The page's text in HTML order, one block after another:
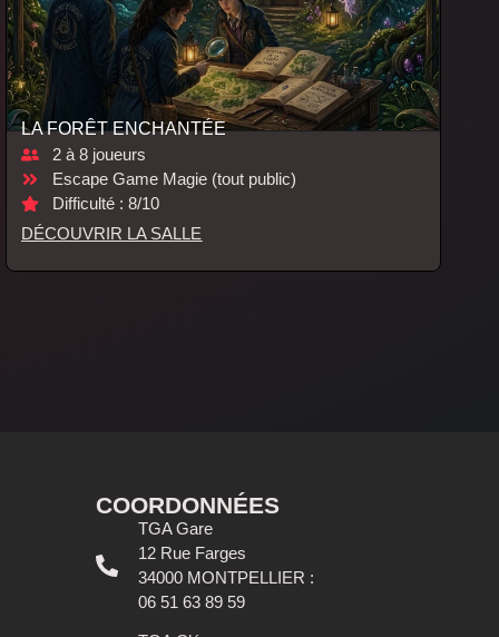
LA FORÊT ENCHANTÉE
2 à 8 joueurs
Escape Game Magie (tout public)
Difficulté : 8/10
DÉCOUVRIR LA SALLE
COORDONNÉES
TGA Gare
12 Rue Farges
34000 MONTPELLIER :
06 51 63 89 59